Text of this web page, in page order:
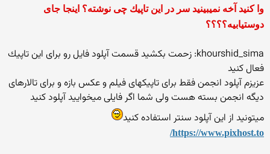
وا كنید آخه نمیبینید سر در این تاپیك چی نوشته؟ اینجا جای
دوستیابیه؟؟؟؟
khourshid_sima: زحمت بكشید قسمت آپلود فایل رو برای این تاپیك
فعال كنید
عزیزم آپلود انجمن فقط برای تاپیكهای فیلم و عكس بازه و برای تالارهای
دیگه انجمن بسته هست ولی شما اگر فایلی میخوایید آپلود كنید
میتونید از این آپلود سنتر استفاده كنید
https://www.pixhost.to/